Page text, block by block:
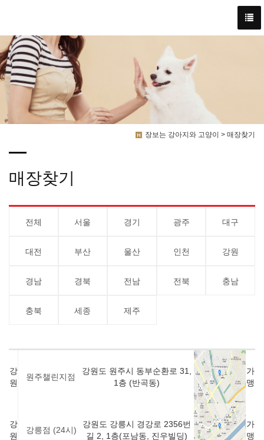
장보는 강아지와 고양이 > 매장찾기
매장찾기
전체 서울 경기 광주 대구
대전 부산 울산 인천 강원
경남 경북 전남 전북 충남
충북 세종 제주
강
원
원주챌린지점
강원도 원주시 동부순환로 31,
1층 (반곡동)
가
맹
강
원
강릉점 (24시)
강원도 강릉시 경강로 2356번
길 2, 1층(포남동, 진우빌딩)
가
맹